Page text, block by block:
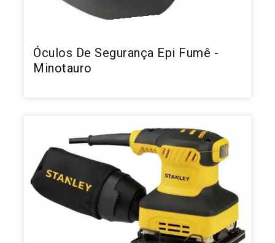
Óculos De Segurança Epi Fumê -
Minotauro